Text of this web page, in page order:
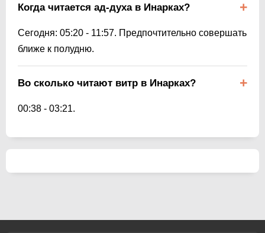
Когда читается ад-духа в Инарках?
Сегодня: 05:20 - 11:57. Предпочтительно совершать
ближе к полудню.
Во сколько читают витр в Инарках?
00:38 - 03:21.